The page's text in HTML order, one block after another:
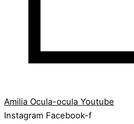
Amilia Ocula-ocula Youtube
Instagram Facebook-f